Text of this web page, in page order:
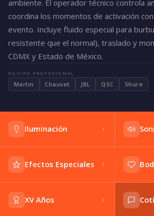
ambiente. El operador técnico controla
coordina los momentos de activación
evento. Incluye fluido especial para
resistente que el normal), traslado y
CDMX y Estado de México.
EQUIPO PROFESIONAL
Martin Chauvet JBL QSC Shure
Iluminación
Efectos Especiales
XV Años